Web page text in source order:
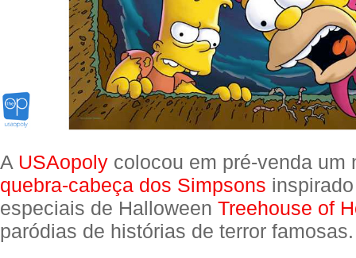
A USAopoly colocou em pré-venda um
quebra-cabeça dos Simpsons
especiais de Halloween Treehouse of
paródias de histórias de terror famosas.